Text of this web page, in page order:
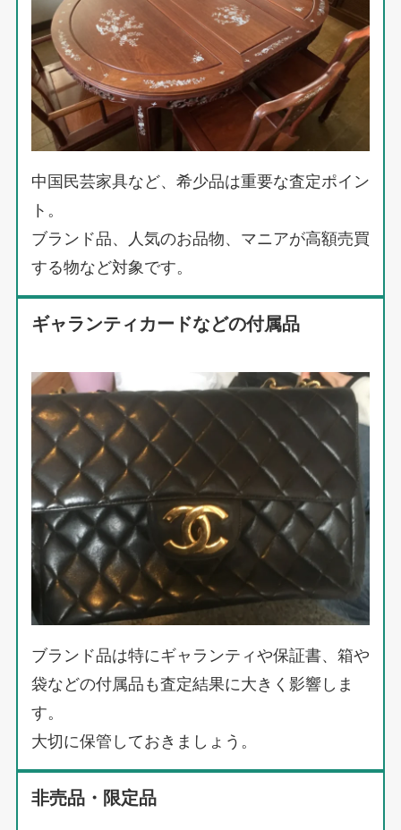
中国民芸家具など、希少品は重要な査定ポイン
ト。
ブランド品、人気のお品物、マニアが高額売買
する物など対象です。
ギャランティカードなどの付属品
ブランド品は特にギャランティや保証書、箱や
袋などの付属品も査定結果に大きく影響しま
す。
大切に保管しておきましょう。
非売品・限定品